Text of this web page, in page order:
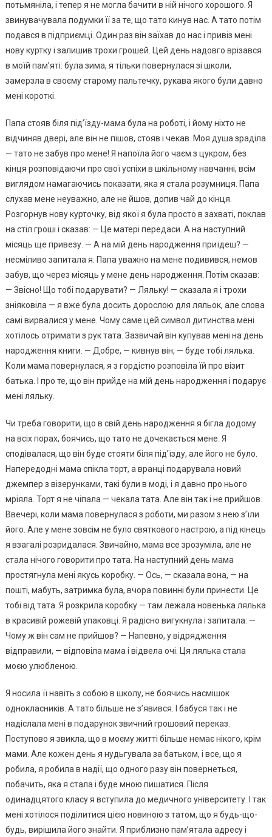
потьмяніла, і тепер я не могла бачити в ній нічого хорошого. Я
звинувачувала подумки її за те, що тато кинув нас. А тато потім
подався в підприємці. Один раз він заїхав до нас і привіз мені
нову куртку і залишив трохи грошей. Цей день надовго врізався
в моїй пам’яті: була зима, я тільки повернулася зі школи,
замерзла в своєму старому пальтечку, рукава якого були давно
мені короткі.
Папа стояв біля під’їзду-мама була на роботі, і йому ніхто не
відчиняв двері, але він не пішов, стояв і чекав. Моя душа зраділа
— тато не забув про мене! Я напоїла його чаєм з цукром, без
кінця розповідаючи про свої успіхи в шкільному навчанні, всім
виглядом намагаючись показати, яка я стала розумниця. Папа
слухав мене неуважно, але не йшов, допив чай до кінця.
Розгорнув нову курточку, від якої я була просто в захваті, поклав
на стіл гроші і сказав: — Це матері передаси. А на наступний
місяць ще привезу. — А на мій день народження приїдеш? —
несміливо запитала я. Папа уважно на мене подивився, немов
забув, що через місяць у мене день народження. Потім сказав:
— Звісно! Що тобі подарувати? — Ляльку! — сказала я і трохи
зніяковіла — я вже була досить дорослою для ляльок, але слова
самі вирвалися у мене. Чому саме цей символ дитинства мені
хотілось отримати з рук тата. Зазвичай він купував мені на день
народження книги. — Добре, — кивнув він, — буде тобі лялька.
Коли мама повернулася, я з гордістю розповіла їй про візит
батька. І про те, що він прийде на мій день народження і подарує
мені ляльку.
Чи треба говорити, що в свій день народження я бігла додому
на всіх порах, боячись, що тато не дочекається мене. Я
сподівалася, що він буде стояти біля під’їзду, але його не було.
Напередодні мама спікла торт, а вранці подарувала новий
джемпер з візерунками, такі були в моді, і я давно про нього
мріяла. Торт я не чіпала — чекала тата. Але він так і не прийшов.
Ввечері, коли мама повернулася з роботи, ми разом з нею з’їли
його. Але у мене зовсім не було святкового настрою, а під кінець
я взагалі розридалася. Звичайно, мама все зрозуміла, але не
стала нічого говорити про тата. На наступний день мама
простягнула мені якусь коробку. — Ось, — сказала вона, — на
пошті, мабуть, затримка була, вчора повинні були принести. Це
тобі від тата. Я розкрила коробку — там лежала новенька лялька
в красивій рожевій упаковці. Я радісно вигукнула і запитала: —
Чому ж він сам не прийшов? — Напевно, у відрядження
відправили, — відповіла мама і відвела очі. Ця лялька стала
моєю улюбленою.
Я носила її навіть з собою в школу, не боячись насмішок
однокласників. А тато більше не з’явився. І бабуся так і не
надіслала мені в подарунок звичний грошовий переказ.
Поступово я звикла, що в моєму житті більше немає нікого, крім
мами. Але кожен день я нудьгувала за батьком, і все, що я
робила, я робила в надії, що одного разу він повернеться,
побачить, яка я стала і буде мною пишатися. Після
одинадцятого класу я вступила до медичного університету. І так
мені хотілося поділитися цією новиною з татом, що я будь-що-
будь, вирішила його знайти. Я приблизно пам’ятала адресу і